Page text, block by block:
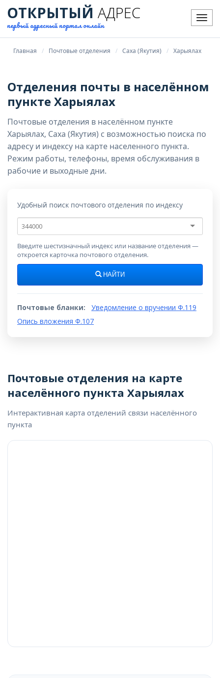
ОТКРЫТЫЙ АДРЕС
первый адресный портал онлайн
Главная Почтовые отделения Саха (Якутия) Харыялах
Отделения почты в населённом
пункте Харыялах
Почтовые отделения в населённом пункте
Харыялах, Саха (Якутия) с возможностью поиска по
адресу и индексу на карте населенного пункта.
Режим работы, телефоны, время обслуживания в
рабочие и выходные дни.
Удобный поиск почтового отделения по индексу
Почтовый
индекс
Введите шестизначный индекс или название отделения —
откроется карточка почтового отделения.
НАЙТИ
Почтовые бланки:
Уведомление о вручении Ф.119
Опись вложения Ф.107
Почтовые отделения на карте
населённого пункта Харыялах
Интерактивная карта отделений связи населённого
пункта